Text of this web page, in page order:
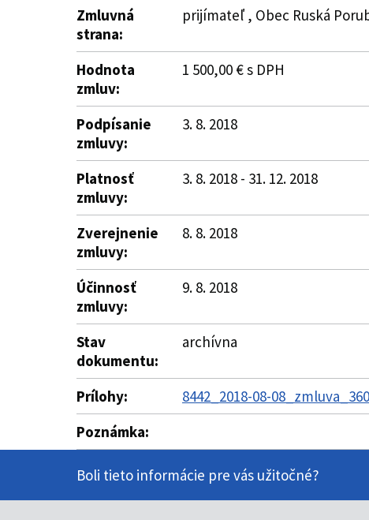
Zmluvná
strana:
prijímateľ , Obec Ruská
Hodnota
zmluv:
1 500,00 € s DPH
Podpísanie
zmluvy:
3. 8. 2018
Platnosť
zmluvy:
3. 8. 2018 - 31. 12. 2018
Zverejnenie
zmluvy:
8. 8. 2018
Účinnosť
zmluvy:
9. 8. 2018
Stav
dokumentu:
archívna
Prílohy:
8442_2018-08-
Poznámka:
Boli tieto informácie pre vás užitočné?